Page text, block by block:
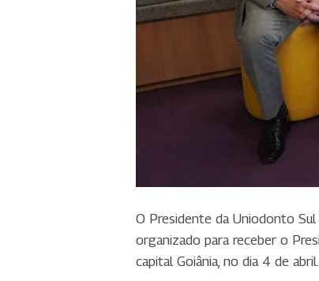
O Presidente da Uniodonto
organizado para receber o
capital Goiânia, no dia 4 de abril.